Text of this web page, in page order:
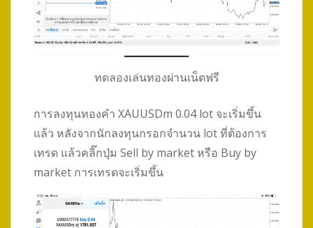
ทดลองเล่นทองผ่านเน็ตฟรี
การลงทุนทองคำ XAUUSDm 0.04 lot จะเริ่มขึ้น
แล้ว หลังจากนักลงทุนกรอกจำนวน lot ที่ต้องการ
เทรด แล้วคลิ๊กปุ่ม Sell by market หรือ Buy by
market การเทรดจะเริ่มขึ้น